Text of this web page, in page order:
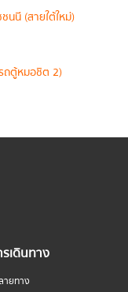
นนี (สายใต้ใหม่)
ถตู้หมอชิต 2)
เดินทาง
ายทาง